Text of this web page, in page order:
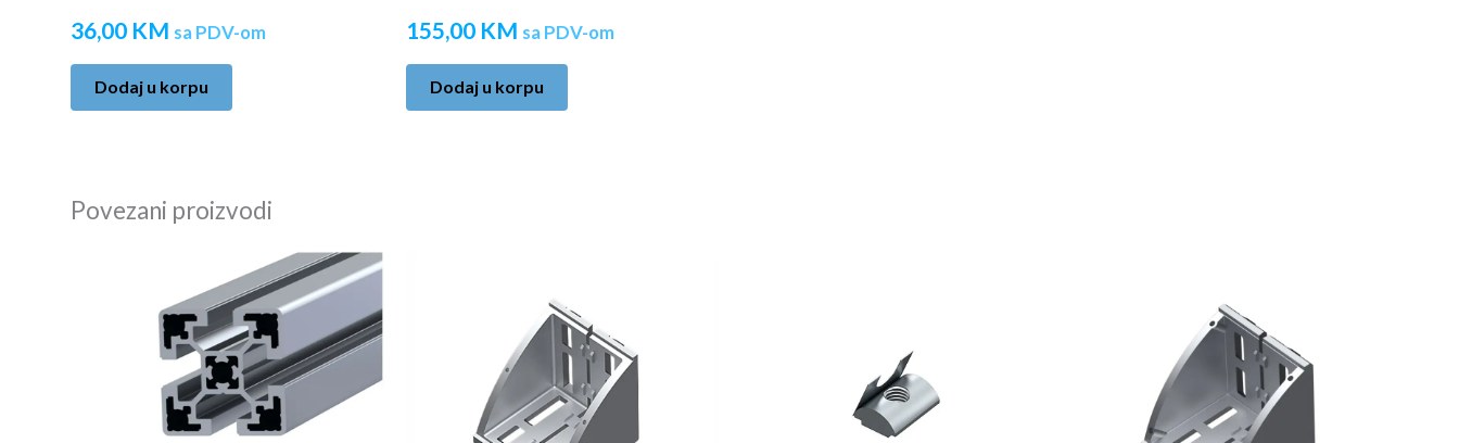
36,00 KM sa PDV-om
Dodaj u korpu
155,00 KM sa PDV-om
Dodaj u korpu
Povezani proizvodi